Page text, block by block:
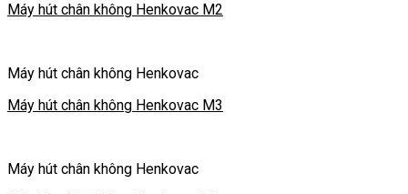
Máy hút chân không Henkovac M2
Máy hút chân không Henkovac
Máy hút chân không Henkovac M3
Máy hút chân không Henkovac